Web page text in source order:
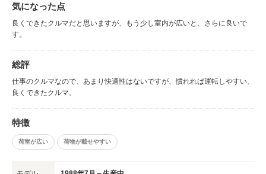
気になった点
良くできたクルマだと思いますが、もう少し室内が広いと、さらに良いで
す。
総評
仕事のクルマなので、あまり快適性はないですが、慣れれば運転しやすい、
良くできたクルマ。
特徴
荷室が広い 荷物が載せやすい